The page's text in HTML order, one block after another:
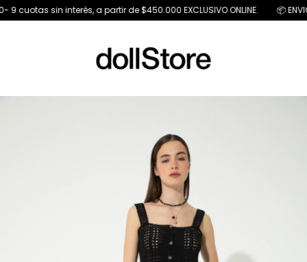
sin interés, a partir de $450.000 EXCLUSIVO ONLINE. 📦 ENVIO